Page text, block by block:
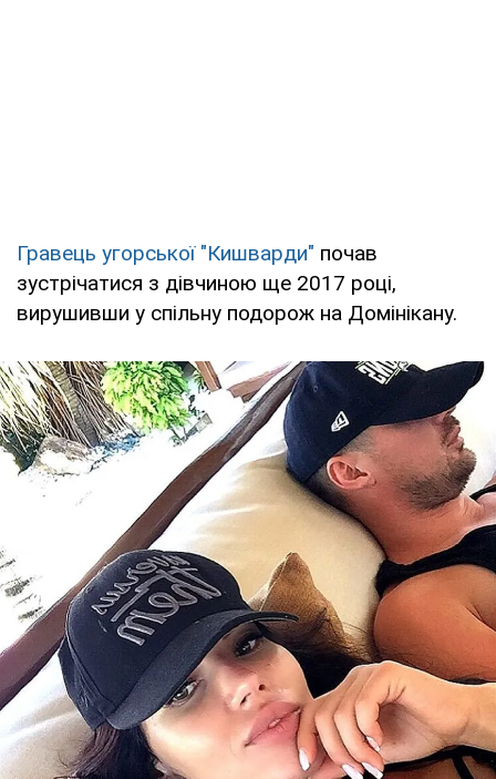
Гравець угорської "Кишварди" почав
зустрічатися з дівчиною ще 2017 році,
вирушивши у спільну подорож на Домінікану.